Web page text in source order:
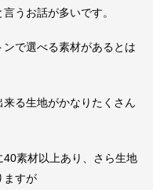
うお話が多いです。
で選べる素材があるとは
る生地がかなりたくさん
素材以上あり、さら生地
ますが